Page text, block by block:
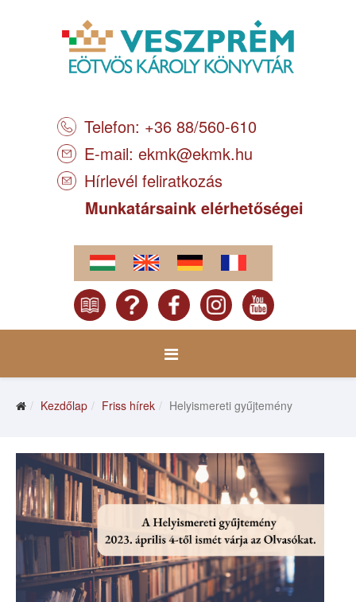
Telefon: +36 88/560-610
E-mail: ekmk@ekmk.hu
Hírlevél feliratkozás
Munkatársaink elérhetőségei
Kezdőlap Friss hírek Helyismereti gyűjtemény